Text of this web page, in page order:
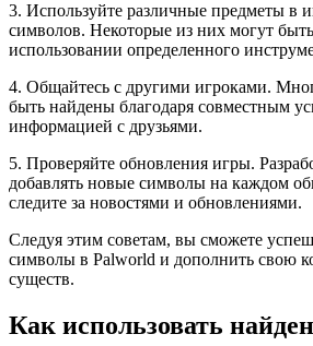
3. Используйте различные предметы в
символов. Некоторые из них могут
использовании определенного
4. Общайтесь с другими игроками.
быть найдены благодаря совместным
информацией с друзьями.
5. Проверяйте обновления игры.
добавлять новые символы на каждом
следите за новостями и обновлениями.
Следуя этим советам, вы сможете
символы в Palworld и дополнить свою
существ.
Как использовать